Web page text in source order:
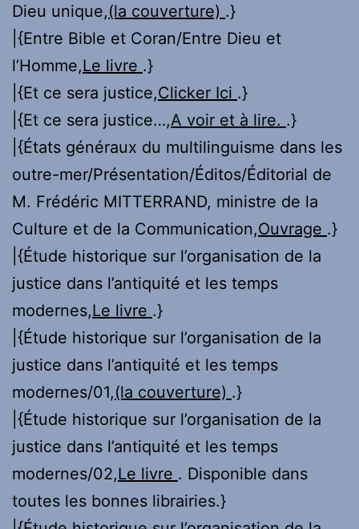
Dieu unique,(la couverture) .}
|{Entre Bible et Coran/Entre Dieu et
l’Homme,Le livre .}
|{Et ce sera justice,Clicker Ici .}
|{Et ce sera justice…,A voir et à lire. .}
|{États généraux du multilinguisme dans les
outre-mer/Présentation/Éditos/Éditorial de
M. Frédéric MITTERRAND, ministre de la
Culture et de la Communication,Ouvrage .}
|{Étude historique sur l’organisation de la
justice dans l’antiquité et les temps
modernes,Le livre .}
|{Étude historique sur l’organisation de la
justice dans l’antiquité et les temps
modernes/01,(la couverture) .}
|{Étude historique sur l’organisation de la
justice dans l’antiquité et les temps
modernes/02,Le livre . Disponible dans
toutes les bonnes librairies.}